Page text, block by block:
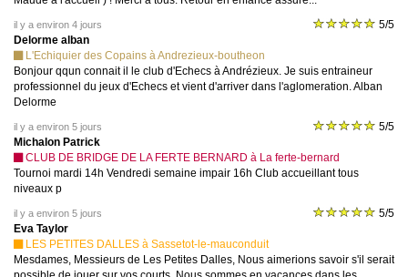
il y a environ 4 jours
5/5
Delorme alban
L'Echiquier des Copains à Andrezieux-boutheon
Bonjour qqun connait il le club d'Echecs à Andrézieux. Je suis entraineur
professionnel du jeux d'Echecs et vient d'arriver dans l'aglomeration. Alban
Delorme
il y a environ 5 jours
5/5
Michalon Patrick
CLUB DE BRIDGE DE LA FERTE BERNARD à La ferte-bernard
Tournoi mardi 14h Vendredi semaine impair 16h Club accueillant tous
niveaux p
il y a environ 5 jours
5/5
Eva Taylor
LES PETITES DALLES à Sassetot-le-mauconduit
Mesdames, Messieurs de Les Petites Dalles, Nous aimerions savoir s'il serait